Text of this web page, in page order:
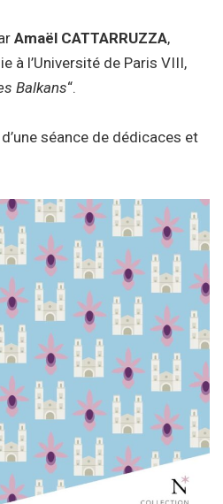
Amaël CATTARRUZZA,
à l’Université de Paris VIII,
Balkans“.
séance de dédicaces et